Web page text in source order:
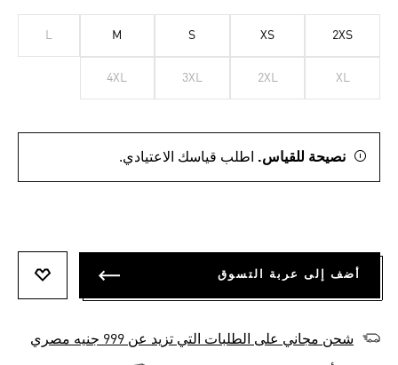
2XS
XS
S
M
L
XL
2XL
3XL
4XL
نصيحة للقياس. اطلب قياسك الاعتيادي.
أضف إلى عربة التسوق
شحن مجاني على الطلبات التي تزيد عن 999 جنيه مصري